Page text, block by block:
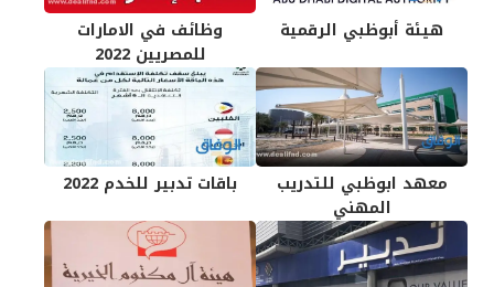
هيئة أبوظبي الرقمية
وظائف في الامارات
للمصريين 2022
معهد ابوظبي للتدريب
المهني
باقات تدبير للخدم 2022